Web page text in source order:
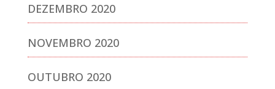
DEZEMBRO 2020
NOVEMBRO 2020
OUTUBRO 2020